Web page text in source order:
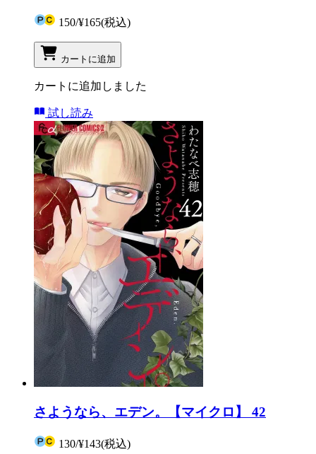
150/¥165(税込)
カートに追加
カートに追加しました
試し読み
さようなら、エデン。【マイクロ】 42
130/¥143(税込)